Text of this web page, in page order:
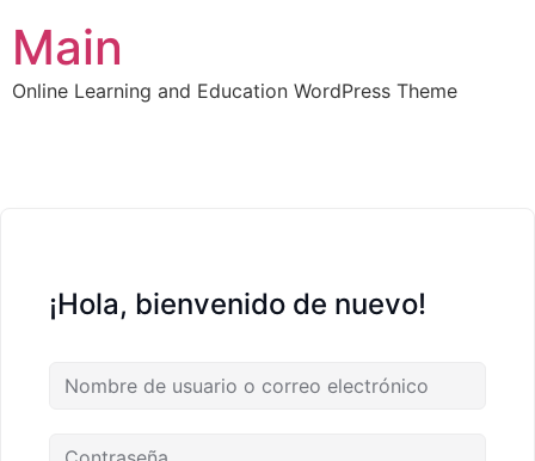
Main
Online Learning and Education WordPress Theme
¡Hola, bienvenido de nuevo!